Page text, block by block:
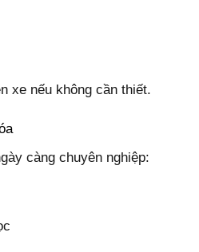
xe nếu không cần thiết.
càng chuyên nghiệp: